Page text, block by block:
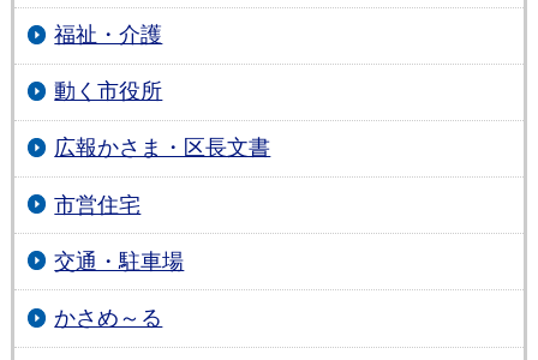
福祉・介護
動く市役所
広報かさま・区長文書
市営住宅
交通・駐車場
かさめ～る